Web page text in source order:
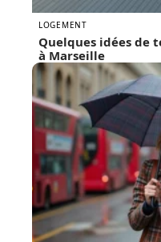
LOGEMENT
Quelques idées de
à Marseille